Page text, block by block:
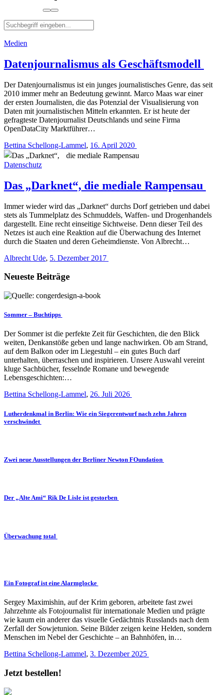
Medien
Datenjournalismus als Geschäftsmodell
Der Datenjournalismus ist ein junges journalistisches Genre, das seit
2010 immer mehr an Bedeutung gewinnt. Marco Maas war einer
der ersten Journalisten, die das Potenzial der Visualisierung von
Daten mit journalistischen Mitteln erkannten. Er ist heute der
gefragteste Datenjournalist Deutschlands und seine Firma
OpenDataCity Marktführer…
Bettina Schellong-Lammel, 16. April 2020
Datenschutz
Das „Darknet“, die mediale Rampensau
Immer wieder wird das „Darknet“ durchs Dorf getrieben und dabei
stets als Tummelplatz des Schmuddels, Waffen- und Drogenhandels
dargestellt. Eine recht einseitige Sichtweise. Denn dieser Teil des
Netzes ist auch eine Reaktion auf die Überwachung des Internet
durch die Staaten und deren Geheimdienste. Von Albrecht…
Albrecht Ude, 5. Dezember 2017
Neueste Beiträge
Sommer – Buchtipps
Der Sommer ist die perfekte Zeit für Geschichten, die den Blick
weiten, Denkanstöße geben und lange nachwirken. Ob am Strand,
auf dem Balkon oder im Liegestuhl – ein gutes Buch darf
unterhalten, überraschen und inspirieren. Unsere Auswahl vereint
kluge Sachbücher, fesselnde Romane und bewegende
Lebensgeschichten:…
Bettina Schellong-Lammel, 26. Juli 2026
Lutherdenkmal in Berlin: Wie ein Siegerentwurf nach zehn Jahren
verschwindet
Zwei neue Ausstellungen der Berliner Newton FOundation
Der „Alte Ami“ Rik De Lisle ist gestorben
Überwachung total
Ein Fotograf ist eine Alarmglocke
Sergey Maximishin, auf der Krim geboren, arbeitete fast zwei
Jahrzehnte als Fotojournalist für internationale Medien und prägte
wie kaum ein anderer das visuelle Gedächtnis Russlands nach dem
Zerfall der Sowjetunion. Seine Bilder zeigen keine Helden, sondern
Menschen im Nebel der Geschichte – an Bahnhöfen, in…
Bettina Schellong-Lammel, 3. Dezember 2025
Jetzt bestellen!